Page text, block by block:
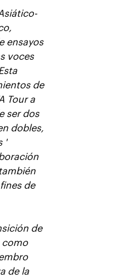
ensayos
voces
de
Tour a
ser dos
dobles,
de
de
como
de la